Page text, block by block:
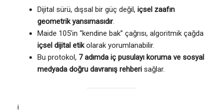
Dijital sürü, dışsal bir güç değil, içsel zaafın
geometrik yansımasıdır.
Maide 105’in “kendine bak” çağrısı, algoritmik çağda
içsel dijital etikolarak yorumlanabilir.
Bu protokol, 7 adımda iç pusulayı koruma ve sosyal
medyada doğru davranış rehberi sağlar.
i